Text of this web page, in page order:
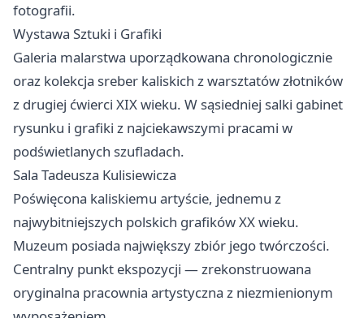
fotografii.
Wystawa Sztuki i Grafiki
Galeria malarstwa uporządkowana chronologicznie
oraz kolekcja sreber kaliskich z warsztatów złotników
z drugiej ćwierci XIX wieku. W sąsiedniej salki gabinet
rysunku i grafiki z najciekawszymi pracami w
podświetlanych szufladach.
Sala Tadeusza Kulisiewicza
Poświęcona kaliskiemu artyście, jednemu z
najwybitniejszych polskich grafików XX wieku.
Muzeum posiada największy zbiór jego twórczości.
Centralny punkt ekspozycji — zrekonstruowana
oryginalna pracownia artystyczna z niezmienionym